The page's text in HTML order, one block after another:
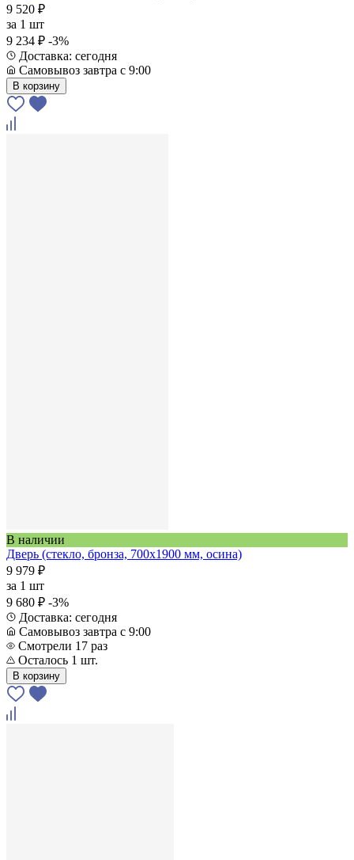
9 520 ₽
за 1 шт
9 234 ₽ -3%
Доставка: сегодня
Самовывоз завтра с 9:00
В корзину
В наличии
Дверь (стекло, бронза, 700х1900 мм, осина)
9 979 ₽
за 1 шт
9 680 ₽ -3%
Доставка: сегодня
Самовывоз завтра с 9:00
Смотрели 17 раз
Осталось 1 шт.
В корзину